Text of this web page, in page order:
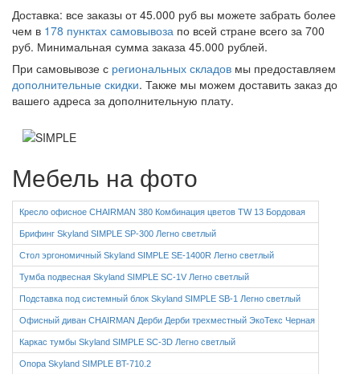
Доставка: все заказы от 45.000 руб вы можете забрать более
чем в 178 пунктах самовывоза по всей стране всего за 700
руб. Минимальная сумма заказа 45.000 рублей.
При самовывозе с региональных складов мы предоставляем
дополнительные скидки. Также мы можем доставить заказ до
вашего адреса за дополнительную плату.
Мебель на фото
Кресло офисное CHAIRMAN 380 Комбинация цветов TW 13 Бордовая
Брифинг Skyland SIMPLE SP-300 Легно светлый
Стол эргономичный Skyland SIMPLE SE-1400R Легно светлый
Тумба подвесная Skyland SIMPLE SC-1V Легно светлый
Подставка под системный блок Skyland SIMPLE SB-1 Легно светлый
Офисный диван CHAIRMAN Дерби Дерби трехместный ЭкоТекс Черная
Каркас тумбы Skyland SIMPLE SC-3D Легно светлый
Опора Skyland SIMPLE BT-710.2